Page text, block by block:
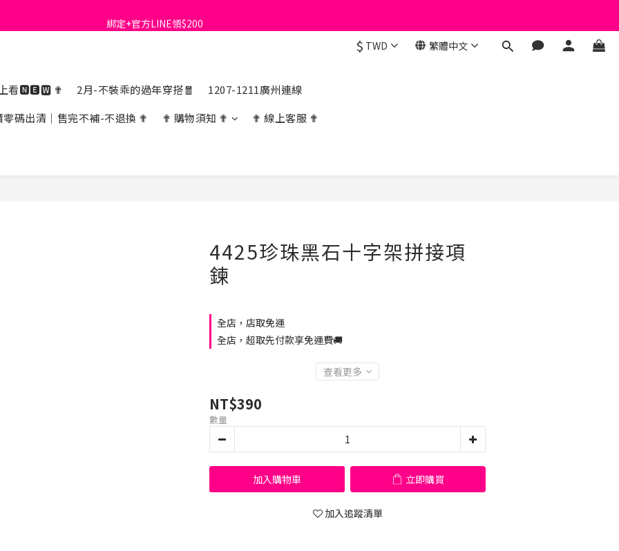
首購免運費🚚
綁定+官方LINE領$200
$ TWD 繁體中文
上看🅽🅴🆆 ✟ 2月-不裝乖的過年穿搭🧧
1207-1211廣州連線
碼出清｜售完不補-不退換 ✟
✟ 購物須知 ✟ ✟ 線上客服 ✟
4425珍珠黑石十字架拼接項
鍊
全店，店取免運
全店，超取先付款享免運費🚚
查看更多
NT$390
數量
加入購物車 立即購買
加入追蹤清單